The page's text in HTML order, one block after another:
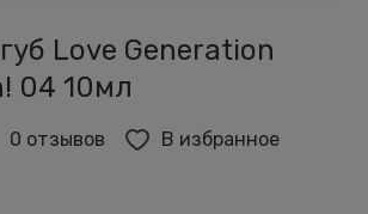
Love Generation
04 10мл
0 отзывов В избранное